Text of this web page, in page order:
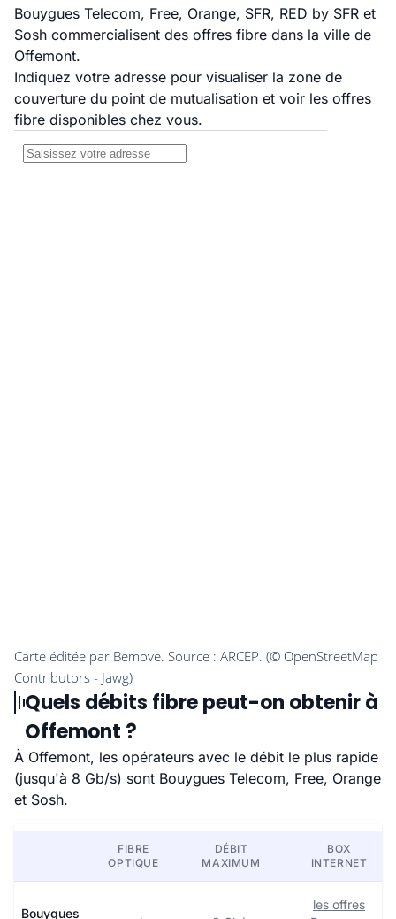
Bouygues Telecom, Free, Orange, SFR, RED by SFR et
Sosh commercialisent des offres fibre dans la ville de
Offemont.
Indiquez votre adresse pour visualiser la zone de
couverture du point de mutualisation et voir les offres
fibre disponibles chez vous.
Quels débits fibre peut-on obtenir à
Offemont ?
À Offemont, les opérateurs avec le débit le plus rapide
(jusqu'à 8 Gb/s) sont Bouygues Telecom, Free, Orange
et Sosh.
FIBRE
OPTIQUE
DÉBIT
MAXIMUM
BOX
INTERNET
Bouygues
les offres